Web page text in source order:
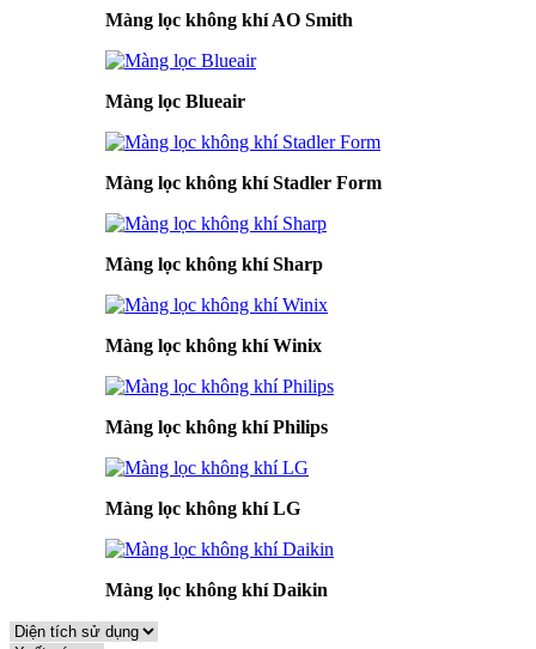
Màng lọc không khí AO Smith
Màng lọc Blueair
Màng lọc không khí Stadler Form
Màng lọc không khí Sharp
Màng lọc không khí Winix
Màng lọc không khí Philips
Màng lọc không khí LG
Màng lọc không khí Daikin